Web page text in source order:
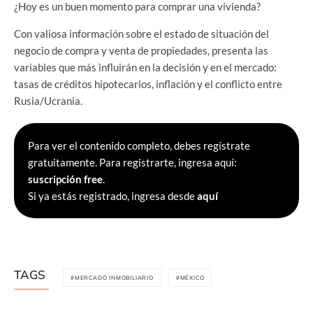
¿Hoy es un buen momento para comprar una vivienda?
Con valiosa información sobre el estado de situación del
negocio de compra y venta de propiedades, presenta las
variables que más influirán en la decisión y en el mercado:
tasas de créditos hipotecarios, inflación y el conflicto entre
Rusia/Ucrania.
Para ver el contenido completo, debes regístrate
gratuitamente. Para registrarte, ingresa aquí:
suscripción free.
Si ya estás registrado, ingresa desdeaquí
TAGS MERCADO INMOBILIARIO MÉXICO